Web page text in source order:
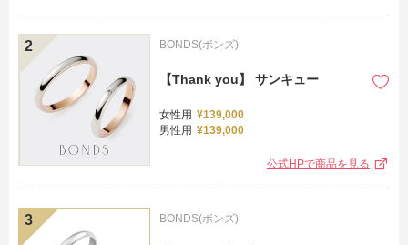
BONDS(ボンズ)
【Thank you】 サンキュー
女性用 ¥139,000
男性用 ¥139,000
公式HPで商品を見る
BONDS(ボンズ)